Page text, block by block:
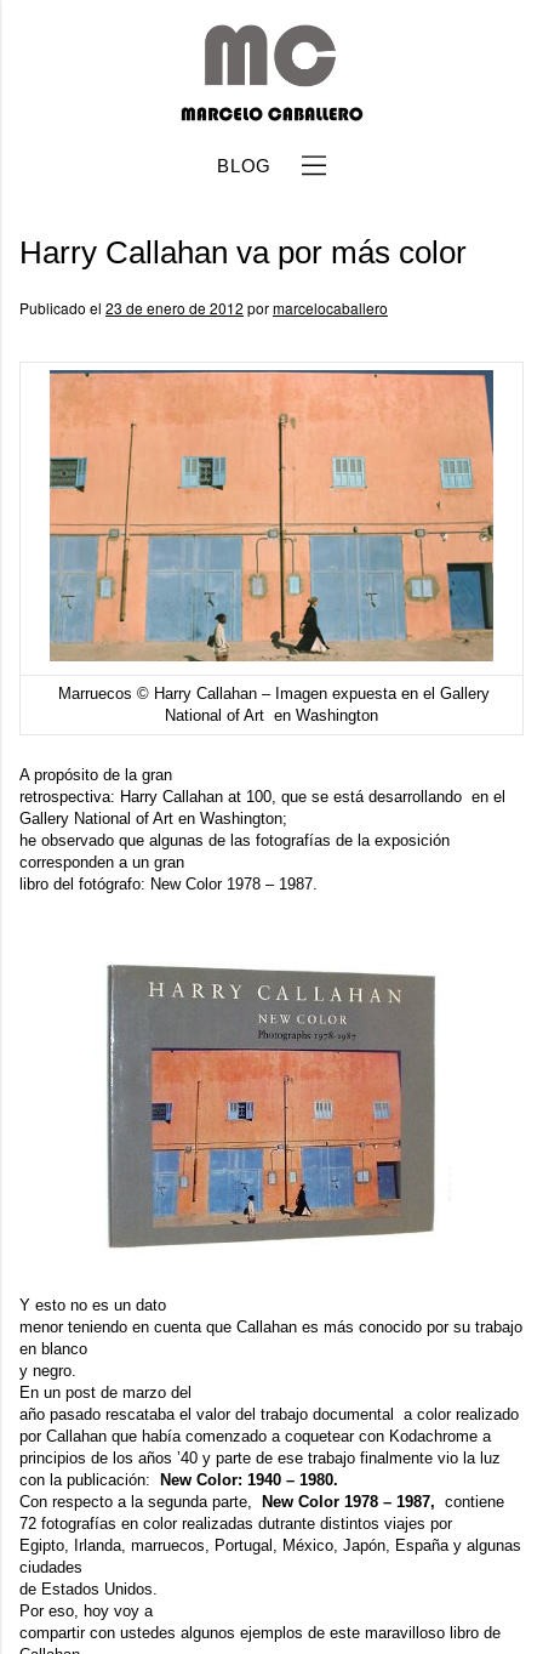
BLOG
Harry Callahan va por más color
Publicado el 23 de enero de 2012 pormarcelocaballero
Marruecos © Harry Callahan – Imagen expuesta en el Gallery
National of Art en Washington
A propósito de la gran
retrospectiva: Harry Callahan at 100, que se está desarrollando en el
Gallery National of Art en Washington;
he observado que algunas de las fotografías de la exposición
corresponden a un gran
libro del fotógrafo: New Color 1978 – 1987.
Y esto no es un dato
menor teniendo en cuenta que Callahan es más conocido por su trabajo
en blanco
y negro.
En un post de marzo del
año pasado rescataba el valor del trabajo documental a color realizado
por Callahan que había comenzado a coquetear con Kodachrome a
principios de los años ’40 y parte de ese trabajo finalmente vio la luz
con la publicación:
New Color: 1940 – 1980.
Con respecto a la segunda parte,
New Color 1978 – 1987, contiene
72 fotografías en color realizadas dutrante distintos viajes por
Egipto, Irlanda, marruecos, Portugal, México, Japón, España y algunas
ciudades
de Estados Unidos.
Por eso, hoy voy a
compartir con ustedes algunos ejemplos de este maravilloso libro de